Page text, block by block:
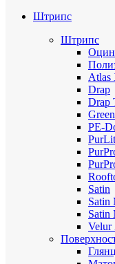
Штрипс
Штрипс
Atlas
Drap
Drap
PE-
Satin
Satin
Satin
Velur